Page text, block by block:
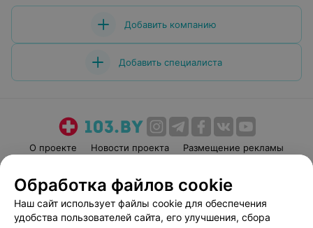
Добавить компанию
Добавить специалиста
О проекте Новости проекта
Размещение рекламы
Пользовательское соглашение
Способы оплаты
Вакансии
Партнеры
Обработка файлов cookie
Наш сайт использует файлы cookie для обеспечения
удобства пользователей сайта, его улучшения, сбора